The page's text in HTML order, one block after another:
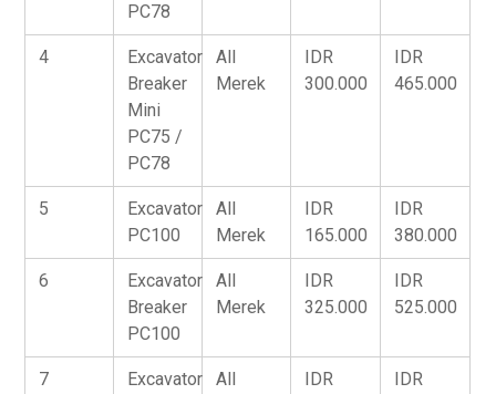
PC78
4
Excavator
Breaker
Mini
PC75 /
PC78
All
Merek
IDR
300.000
IDR
465.000
5
Excavator
PC100
All
Merek
IDR
165.000
IDR
380.000
6
Excavator
Breaker
PC100
All
Merek
IDR
325.000
IDR
525.000
7
Excavator
All
IDR
IDR